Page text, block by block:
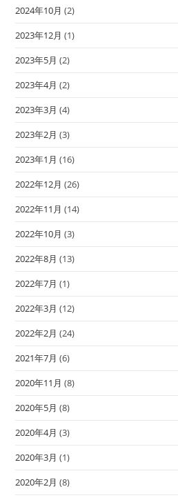
2024年10月 (2)
2023年12月 (1)
2023年5月 (2)
2023年4月 (2)
2023年3月 (4)
2023年2月 (3)
2023年1月 (16)
2022年12月 (26)
2022年11月 (14)
2022年10月 (3)
2022年8月 (13)
2022年7月 (1)
2022年3月 (12)
2022年2月 (24)
2021年7月 (6)
2020年11月 (8)
2020年5月 (8)
2020年4月 (3)
2020年3月 (1)
2020年2月 (8)